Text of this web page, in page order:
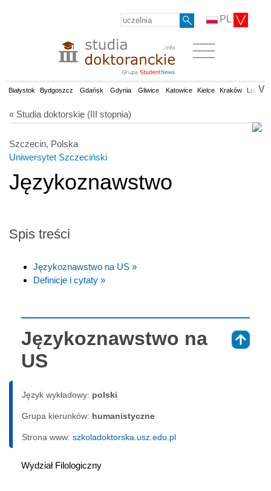
PL
Białystok Bydgoszcz Gdańsk Gdynia Gliwice Katowice Kielce Kraków Lublin
V
« Studia doktorskie (III stopnia)
Szczecin, Polska
Uniwersytet Szczeciński
Językoznawstwo
Spis treści
Językoznawstwo na US »
Definicje i cytaty »
Językoznawstwo na
US
Język wykładowy: polski
Grupa kierunków: humanistyczne
Strona www: szkoladoktorska.usz.edu.pl
Wydział Filologiczny